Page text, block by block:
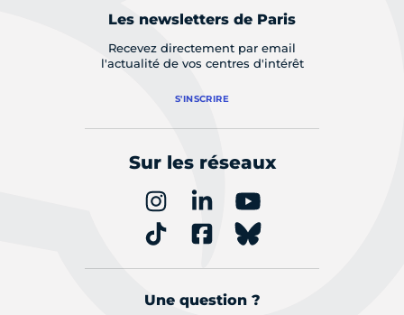
Les newsletters de Paris
Recevez directement par email
l'actualité de vos centres d'intérêt
S'INSCRIRE
Sur les réseaux
Une question ?